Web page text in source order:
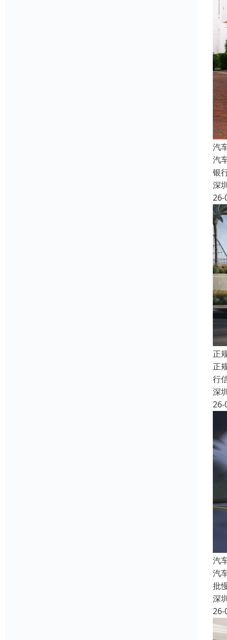
汽
汽
银
深
26-
正
正
行
深
26-
汽
汽
批
深
26-